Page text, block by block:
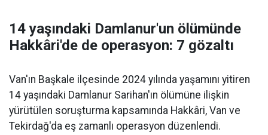
14 yaşındaki Damlanur'un ölümünde
Hakkâri'de de operasyon: 7 gözaltı
Van'ın Başkale ilçesinde 2024 yılında yaşamını yitiren
14 yaşındaki Damlanur Sarihan'ın ölümüne ilişkin
yürütülen soruşturma kapsamında Hakkâri, Van ve
Tekirdağ'da eş zamanlı operasyon düzenlendi.